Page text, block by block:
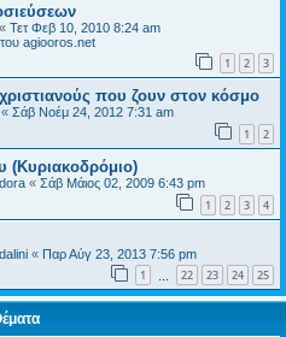
« Τετ Φεβ 10, 2010 8:24 am
agiooros.net
1 2 3
που ζουν στον κόσμο
« Σάβ Νοέμ 24, 2012 7:31 am
1 2
(Κυριακοδρόμιο)
« Σάβ Μάιος 02, 2009 6:43 pm
1 2 3 4
« Παρ Αύγ 23, 2013 7:56 pm
1 22 23 24 25